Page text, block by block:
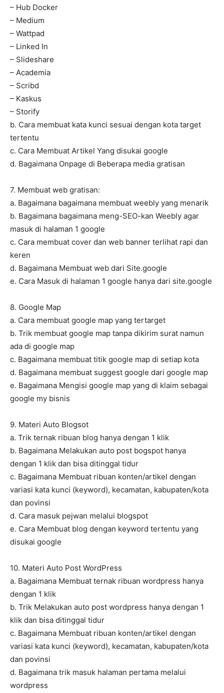
– Hub Docker
– Medium
– Wattpad
– Linked In
– Slideshare
– Academia
– Scribd
– Kaskus
– Storify
b. Cara membuat kata kunci sesuai dengan kota target
tertentu
c. Cara Membuat Artikel Yang disukai google
d. Bagaimana Onpage di Beberapa media gratisan
7. Membuat web gratisan:
a. Bagaimana bagaimana membuat weebly yang menarik
b. Bagaimana bagaimana meng-SEO-kan Weebly agar
masuk di halaman 1 google
c. Cara membuat cover dan web banner terlihat rapi dan
keren
d. Bagaimana Membuat web dari Site.google
e. Cara Masuk di halaman 1 google hanya dari site.google
8. Google Map
a. Cara membuat google map yang tertarget
b. Trik membuat google map tanpa dikirim surat namun
ada di google map
c. Bagaimana membuat titik google map di setiap kota
d. Bagaimana membuat suggest google dari google map
e. Bagaimana Mengisi google map yang di klaim sebagai
google my bisnis
9. Materi Auto Blogsot
a. Trik ternak ribuan blog hanya dengan 1 klik
b. Bagaimana Melakukan auto post bogspot hanya
dengan 1 klik dan bisa ditinggal tidur
c. Bagaimana Membuat ribuan konten/artikel dengan
variasi kata kunci (keyword), kecamatan, kabupaten/kota
dan povinsi
d. Cara masuk pejwan melalui blogspot
e. Cara Membuat blog dengan keyword tertentu yang
disukai google
10. Materi Auto Post WordPress
a. Bagaimana Membuat ternak ribuan wordpress hanya
dengan 1 klik
b. Trik Melakukan auto post wordpress hanya dengan 1
klik dan bisa ditinggal tidur
c. Bagaimana Membuat ribuan konten/artikel dengan
variasi kata kunci (keyword), kecamatan, kabupaten/kota
dan povinsi
d. Bagaimana trik masuk halaman pertama melalui
wordpress